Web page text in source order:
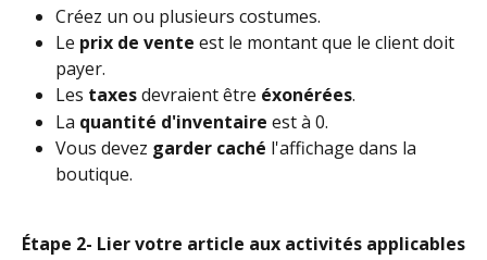
Créez un ou plusieurs costumes.
Le prix de vente est le montant que le client doit
payer.
Les taxes devraient être éxonérées.
La quantité d'inventaire est à 0.
Vous devez garder caché l'affichage dans la
boutique.
Étape 2- Lier votre article aux activités applicables